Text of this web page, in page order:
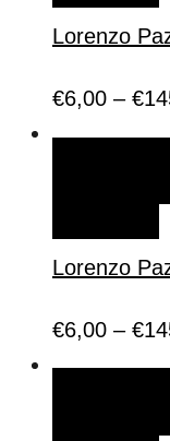
Lorenzo
€6,00 – €
Lorenzo
€6,00 – €